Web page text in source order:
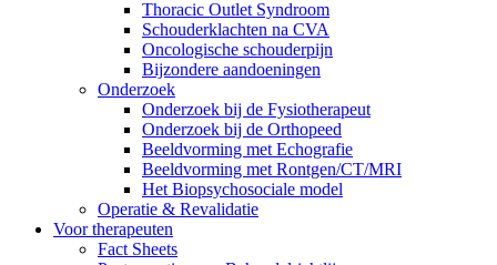
Thoracic Outlet Syndroom
Schouderklachten na CVA
Oncologische schouderpijn
Bijzondere aandoeningen
Onderzoek
Onderzoek bij de Fysiotherapeut
Onderzoek bij de Orthopeed
Beeldvorming met Echografie
Beeldvorming met Rontgen/CT/MRI
Het Biopsychosociale model
Operatie & Revalidatie
Voor therapeuten
Fact Sheets